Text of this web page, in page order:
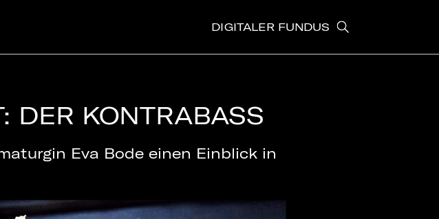
DIGITALER FUNDUS
DER KONTRABASS
Eva Bode einen Einblick in